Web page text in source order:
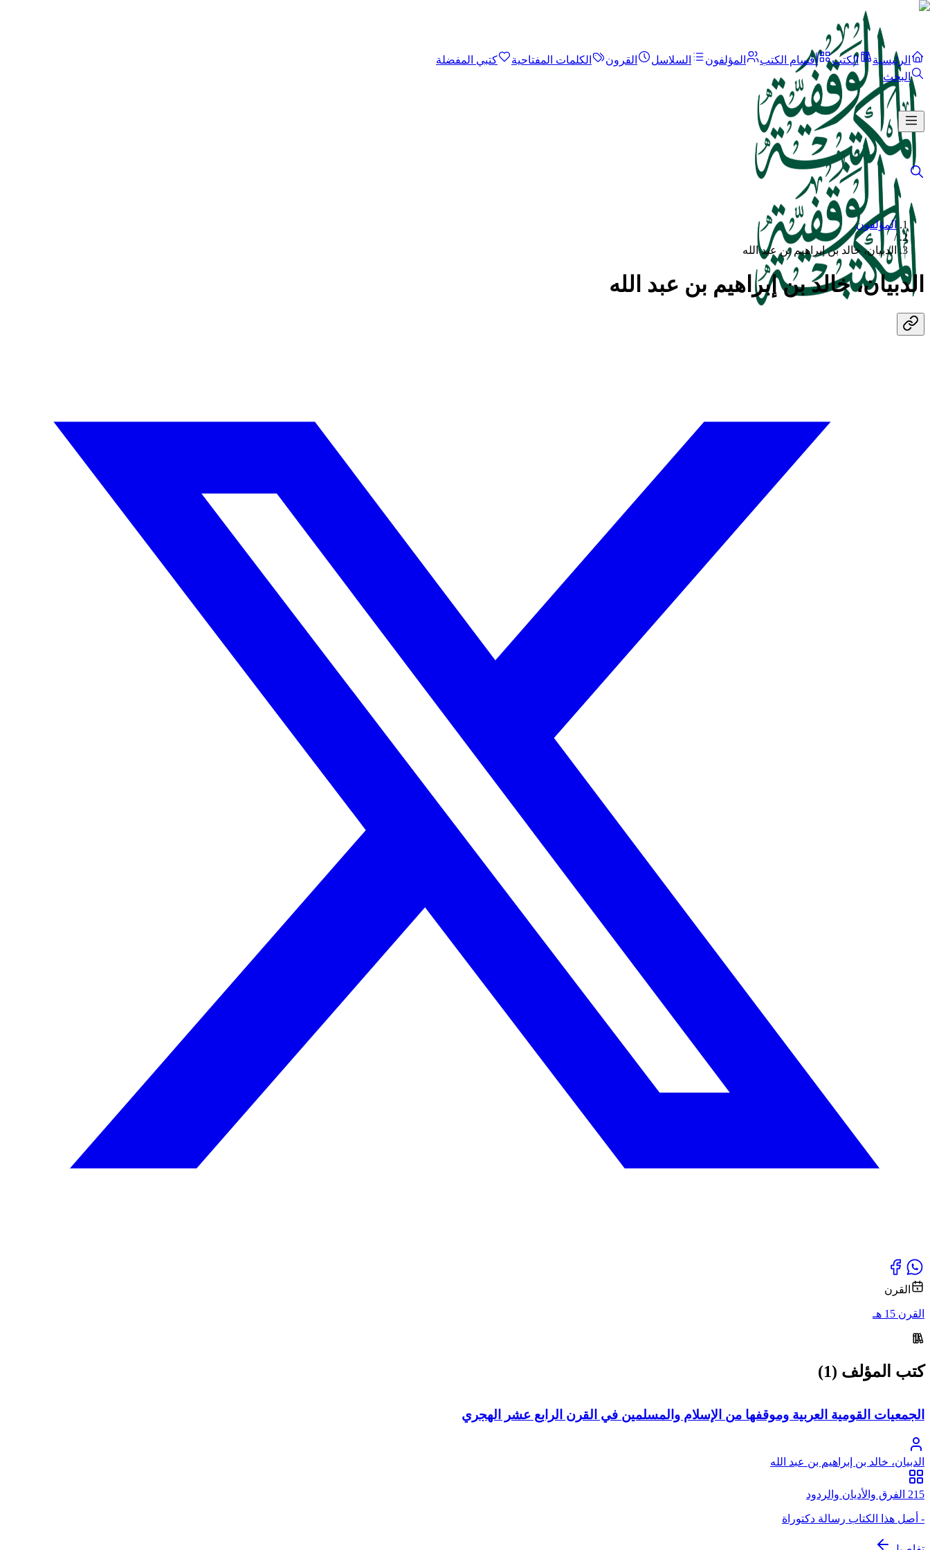
الرئيسية الكتب أقسام الكتب المؤلفون السلاسل القرون الكلمات المفتاحية
كتبي المفضلة
البحث
المؤلفون
/
الدبيان، خالد بن إبراهيم بن عبد الله
الدبيان، خالد بن إبراهيم بن عبد الله
القرن
القرن 15 هـ
كتب المؤلف (1)
الجمعيات القومية العربية وموقفها من الإسلام والمسلمين في القرن الرابع عشر الهجري
الدبيان، خالد بن إبراهيم بن عبد الله
215 الفرق والأديان والردود
- أصل هذا الكتاب رسالة دكتوراة